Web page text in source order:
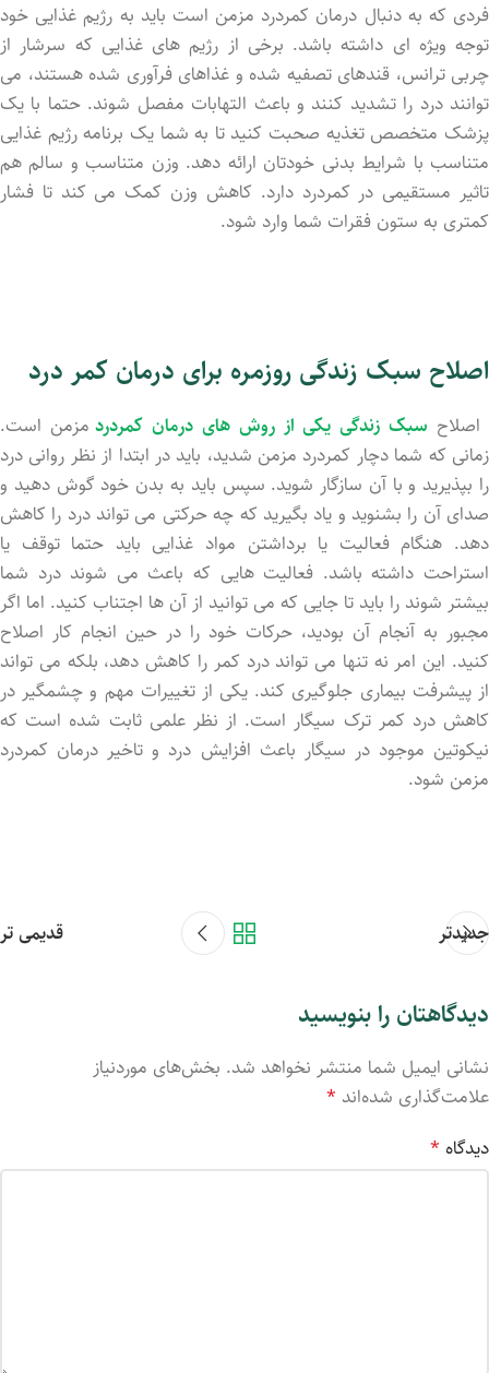
فردی که به دنبال درمان کمردرد مزمن است باید به رژیم غذایی خود
توجه ویژه ای داشته باشد. برخی از رژیم های غذایی که سرشار از
چربی ترانس، قندهای تصفیه شده و غذاهای فرآوری شده هستند، می
توانند درد را تشدید کنند و باعث التهابات مفصل شوند. حتما با یک
پزشک متخصص تغذیه صحبت کنید تا به شما یک برنامه رژیم غذایی
متناسب با شرایط بدنی خودتان ارائه دهد. وزن متناسب و سالم هم
تاثیر مستقیمی در کمردرد دارد. کاهش وزن کمک می کند تا فشار
کمتری به ستون فقرات شما وارد شود.
اصلاح سبک زندگی روزمره برای درمان کمر درد
اصلاح سبک زندگی یکی از روش های درمان کمردرد مزمن است.
زمانی که شما دچار کمردرد مزمن شدید، باید در ابتدا از نظر روانی درد
را بپذیرید و با آن سازگار شوید. سپس باید به بدن خود گوش دهید و
صدای آن را بشنوید و یاد بگیرید که چه حرکتی می تواند درد را کاهش
دهد. هنگام فعالیت یا برداشتن مواد غذایی باید حتما توقف یا
استراحت داشته باشد. فعالیت هایی که باعث می شوند درد شما
بیشتر شوند را باید تا جایی که می توانید از آن ها اجتناب کنید. اما اگر
مجبور به آنجام آن بودید، حرکات خود را در حین انجام کار اصلاح
کنید. این امر نه تنها می تواند درد کمر را کاهش دهد، بلکه می تواند
از پیشرفت بیماری جلوگیری کند. یکی از تغییرات مهم و چشمگیر در
کاهش درد کمر ترک سیگار است. از نظر علمی ثابت شده است که
نیکوتین موجود در سیگار باعث افزایش درد و تاخیر درمان کمردرد
مزمن شود.
جدیدتر قدیمی تر
دیدگاهتان را بنویسید
نشانی ایمیل شما منتشر نخواهد شد. بخش‌های موردنیاز
علامت‌گذاری شده‌اند *
دیدگاه *